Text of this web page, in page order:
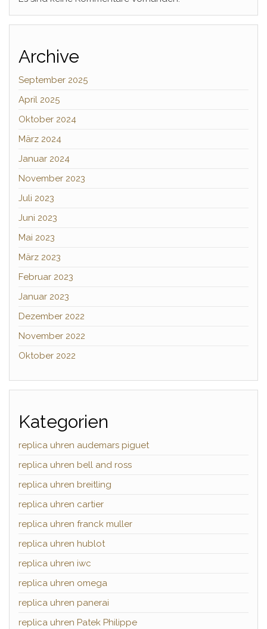
Archive
September 2025
April 2025
Oktober 2024
März 2024
Januar 2024
November 2023
Juli 2023
Juni 2023
Mai 2023
März 2023
Februar 2023
Januar 2023
Dezember 2022
November 2022
Oktober 2022
Kategorien
replica uhren audemars piguet
replica uhren bell and ross
replica uhren breitling
replica uhren cartier
replica uhren franck muller
replica uhren hublot
replica uhren iwc
replica uhren omega
replica uhren panerai
replica uhren Patek Philippe